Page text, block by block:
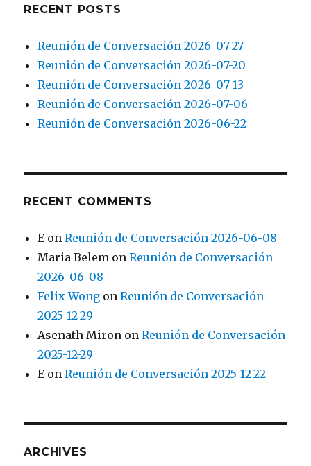
RECENT POSTS
Reunión de Conversación 2026-07-27
Reunión de Conversación 2026-07-20
Reunión de Conversación 2026-07-13
Reunión de Conversación 2026-07-06
Reunión de Conversación 2026-06-22
RECENT COMMENTS
E onReunión de Conversación 2026-06-08
Maria Belem onReunión de Conversación
2026-06-08
Felix Wong onReunión de Conversación
2025-12-29
Asenath Miron onReunión de Conversación
2025-12-29
E onReunión de Conversación 2025-12-22
ARCHIVES